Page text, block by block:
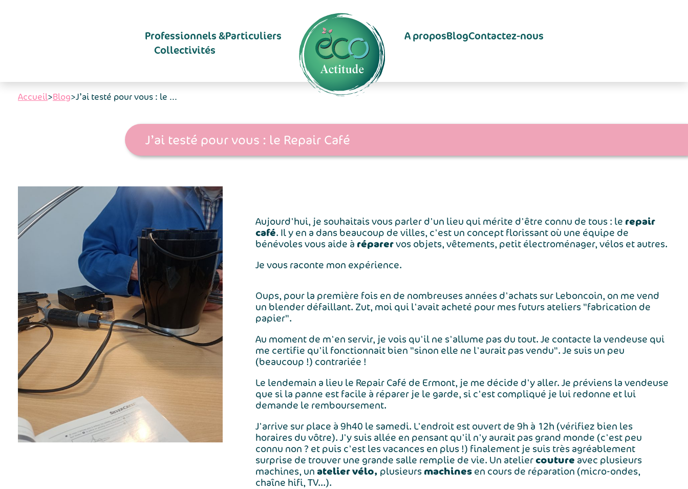
Professionnels &
Collectivités
Particuliers A proposBlogContactez-nous
Accueil>Blog>J’ai testé pour vous : le ...
J’ai testé pour vous : le Repair Café
Aujourd'hui, je souhaitais vous parler d'un lieu qui mérite d'être connu de tous : le repair
café. Il y en a dans beaucoup de villes, c'est un concept florissant où une équipe de
bénévoles vous aide à réparervos objets, vêtements, petit électroménager, vélos et autres.
Je vous raconte mon expérience.
Oups, pour la première fois en de nombreuses années d'achats sur Leboncoin, on me vend
un blender défaillant. Zut, moi qui l'avait acheté pour mes futurs ateliers "fabrication de
papier".
Au moment de m'en servir, je vois qu'il ne s'allume pas du tout. Je contacte la vendeuse qui
me certifie qu'il fonctionnait bien "sinon elle ne l'aurait pas vendu". Je suis un peu
(beaucoup !) contrariée !
Le lendemain a lieu le Repair Café de Ermont, je me décide d'y aller. Je préviens la vendeuse
que si la panne est facile à réparer je le garde, si c'est compliqué je lui redonne et lui
demande le remboursement.
J'arrive sur place à 9h40 le samedi. L'endroit est ouvert de 9h à 12h (vérifiez bien les
horaires du vôtre). J'y suis allée en pensant qu'il n'y aurait pas grand monde (c'est peu
connu non ? et puis c'est les vacances en plus !) finalement je suis très agréablement
surprise de trouver une grande salle remplie de vie. Un ateliercouture avec plusieurs
machines, un atelier vélo, plusieurs machines en cours de réparation (micro-ondes,
chaîne hifi, TV...).